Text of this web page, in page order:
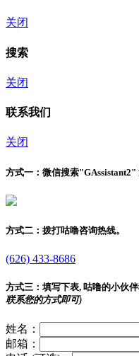
关闭
搜索
关闭
联系我们
关闭
方式一： 微信搜索"GAssistant2"
方式二： 拨打咕噜咨询热线。
(626) 433-8686
方式三： 填写下表, 咕噜的小伙
联系您的方式即可)
姓名：
邮箱：